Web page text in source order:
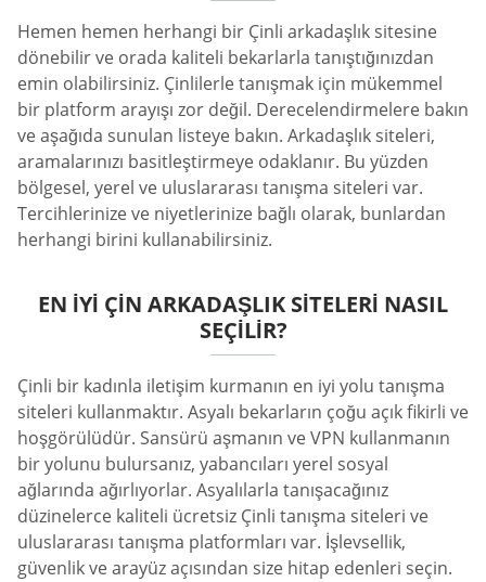
Hemen hemen herhangi bir Çinli arkadaşlık sitesine
dönebilir ve orada kaliteli bekarlarla tanıştığınızdan
emin olabilirsiniz. Çinlilerle tanışmak için mükemmel
bir platform arayışı zor değil. Derecelendirmelere bakın
ve aşağıda sunulan listeye bakın. Arkadaşlık siteleri,
aramalarınızı basitleştirmeye odaklanır. Bu yüzden
bölgesel, yerel ve uluslararası tanışma siteleri var.
Tercihlerinize ve niyetlerinize bağlı olarak, bunlardan
herhangi birini kullanabilirsiniz.
EN İYI ÇIN ARKADAŞLIK SITELERI NASIL
SEÇILIR?
Çinli bir kadınla iletişim kurmanın en iyi yolu tanışma
siteleri kullanmaktır. Asyalı bekarların çoğu açık fikirli ve
hoşgörülüdür. Sansürü aşmanın ve VPN kullanmanın
bir yolunu bulursanız, yabancıları yerel sosyal
ağlarında ağırlıyorlar. Asyalılarla tanışacağınız
düzinelerce kaliteli ücretsiz Çinli tanışma siteleri ve
uluslararası tanışma platformları var. İşlevsellik,
güvenlik ve arayüz açısından size hitap edenleri seçin.